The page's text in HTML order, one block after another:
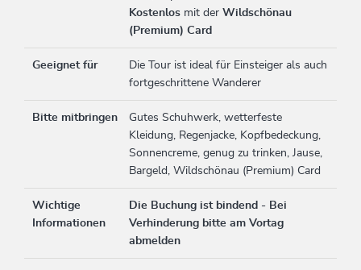
Kostenlos mit derWildschönau
(Premium) Card
Geeignet für
Die Tour ist ideal für Einsteiger als auch
fortgeschrittene Wanderer
Bitte mitbringen
Gutes Schuhwerk, wetterfeste
Kleidung, Regenjacke, Kopfbedeckung,
Sonnencreme, genug zu trinken, Jause,
Bargeld, Wildschönau (Premium) Card
Wichtige
Informationen
Die Buchung ist bindend - Bei
Verhinderung bitte am Vortag
abmelden